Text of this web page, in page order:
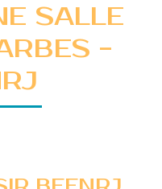
SALLE
-